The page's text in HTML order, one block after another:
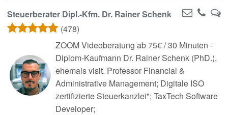
Steuerberater Dipl.-Kfm. Dr. Rainer Schenk
(478)
ZOOM Videoberatung ab 75€ / 30 Minuten -
Diplom-Kaufmann Dr. Rainer Schenk (PhD.),
ehemals visit. Professor Financial &
Administrative Management; Digitale ISO
zertifizierte Steuerkanzlei"; TaxTech Software
Developer;